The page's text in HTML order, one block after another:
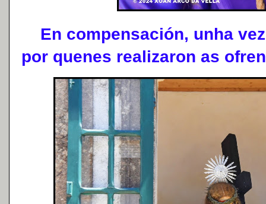
En compensación, unha
por quenes realizaron as